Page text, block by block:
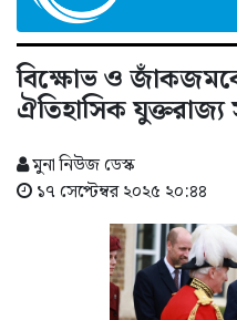
বিক্ষোভ ও
ঐতিহাসিক
মুনা নিউজ ডেস্ক
১৭ সেপ্টেম্বর ২০২৫ ২০:৪৪